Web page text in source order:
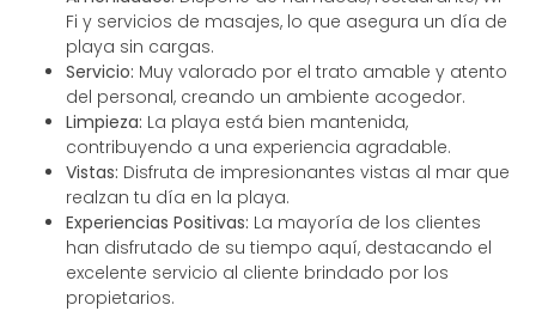
Fi y servicios de masajes, lo que asegura un día de
playa sin cargas.
Servicio: Muy valorado por el trato amable y atento
del personal, creando un ambiente acogedor.
Limpieza: La playa está bien mantenida,
contribuyendo a una experiencia agradable.
Vistas: Disfruta de impresionantes vistas al mar que
realzan tu día en la playa.
Experiencias Positivas: La mayoría de los clientes
han disfrutado de su tiempo aquí, destacando el
excelente servicio al cliente brindado por los
propietarios.